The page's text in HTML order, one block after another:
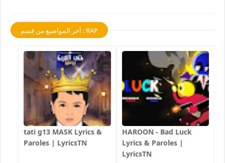
أخر المواضيع من قسم : RAP
tati g13 MASK Lyrics &
Paroles | LyricsTN
HAROON - Bad Luck
Lyrics & Paroles |
LyricsTN